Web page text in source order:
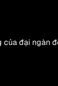
đại ngàn